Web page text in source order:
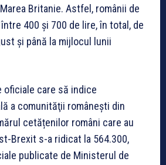
Britanie. Astfel, românii de
400 și 700 de lire, în total, de
și până la mijlocul lunii
oficiale care să indice
a comunităţii româneşti din
cetățenilor români care au
Brexit s-a ridicat la 564.300,
publicate de Ministerul de